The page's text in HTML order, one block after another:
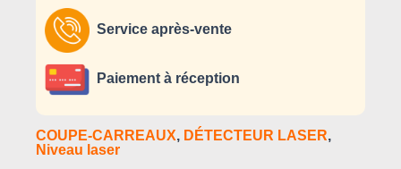
Service après-vente
Paiement à réception
COUPE-CARREAUX, DÉTECTEUR LASER,
Niveau laser